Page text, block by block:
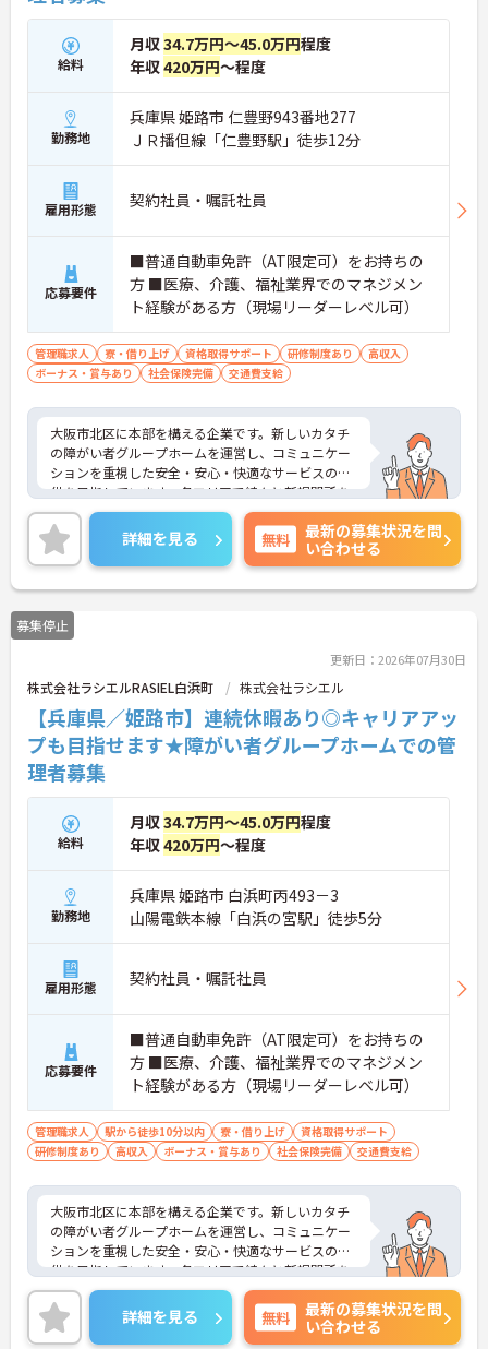
給料
月収34.7万円～45.0万円程度
年収420万円～程度
勤務地
兵庫県 姫路市 仁豊野943番地277
ＪＲ播但線「仁豊野駅」徒歩12分
雇用形態 契約社員・嘱託社員
応募要件
■普通自動車免許（AT限定可）をお持ちの
方 ■医療、介護、福祉業界でのマネジメン
ト経験がある方（現場リーダーレベル可）
管理職求人 寮・借り上げ 資格取得サポート 研修制度あり
高収入
ボーナス・賞与あり
社会保険完備 交通費支給
大阪市北区に本部を構える企業です。新しいカタチ
の障がい者グループホームを運営し、コミュニケー
ションを重視した安全・安心・快適なサービスの提
供を目指しています。各エリアで続々と新規開所を
している成長企業で働きませんか？ご興味のある方
には、面接対策ポイントなど、さらに詳細をお話し
いたしますのでお気軽にご相談ください！
詳細を見る 無料
最新の募集状況を問
い合わせる
募集停止
更新日：2026年07月30日
株式会社ラシエルRASIEL白浜町 株式会社ラシエル
【兵庫県／姫路市】連続休暇あり◎キャリアアッ
プも目指せます★障がい者グループホームでの管
理者募集
給料
月収34.7万円～45.0万円程度
年収420万円～程度
勤務地
兵庫県 姫路市 白浜町丙493－3
山陽電鉄本線「白浜の宮駅」徒歩5分
雇用形態 契約社員・嘱託社員
応募要件
■普通自動車免許（AT限定可）をお持ちの
方 ■医療、介護、福祉業界でのマネジメン
ト経験がある方（現場リーダーレベル可）
管理職求人 駅から徒歩10分以内 寮・借り上げ
資格取得サポート
研修制度あり
高収入 ボーナス・賞与あり 社会保険完備 交通費支給
大阪市北区に本部を構える企業です。新しいカタチ
の障がい者グループホームを運営し、コミュニケー
ションを重視した安全・安心・快適なサービスの提
供を目指しています。各エリアで続々と新規開所を
している成長企業で働きませんか？ご興味のある方
には、面接対策ポイントなど、さらに詳細をお話し
いたしますのでお気軽にご相談ください！
詳細を見る 無料
最新の募集状況を問
い合わせる